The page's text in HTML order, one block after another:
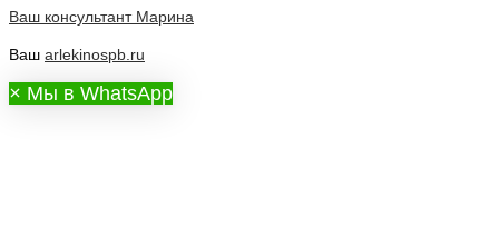
Ваш консультант Марина
Ваш arlekinospb.ru
× Мы в WhatsApp